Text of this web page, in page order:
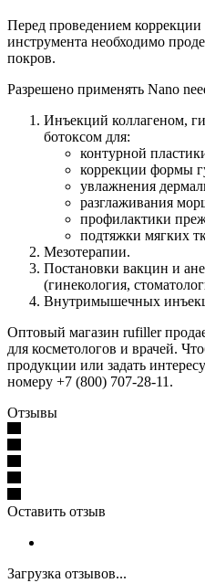
Перед проведением
инструмента необходимо
покров.
Разрешено применять Nano
Инъекций коллагеном,
ботоксом для:
контурной
коррекции формы
увлажнения
разглаживания
профилактики
подтяжки мягких
Мезотерапии.
Постановки вакцин и
(гинекология,
Внутримышечных
Оптовый магазин rufiller
для косметологов и врачей.
продукции или задать
номеру +7 (800) 707-28-11.
Отзывы
Оставить отзыв
Загрузка отзывов...